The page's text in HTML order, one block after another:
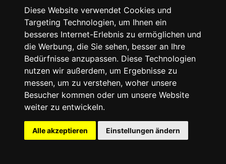
Diese Website verwendet Cookies und
Targeting Technologien, um Ihnen ein
besseres Internet-Erlebnis zu ermöglichen und
die Werbung, die Sie sehen, besser an Ihre
Bedürfnisse anzupassen. Diese Technologien
nutzen wir außerdem, um Ergebnisse zu
messen, um zu verstehen, woher unsere
Besucher kommen oder um unsere Website
weiter zu entwickeln.
Alle akzeptieren Einstellungen ändern
Die Vault by Vans x Joe Freshgoods Sneaker
Collection interpretiert den Sk8-Hi Reissue
Platform VLT LX mit einem gesteppten
Obermaterial, das vom gepolsterten Puffer
inspiriert ist.